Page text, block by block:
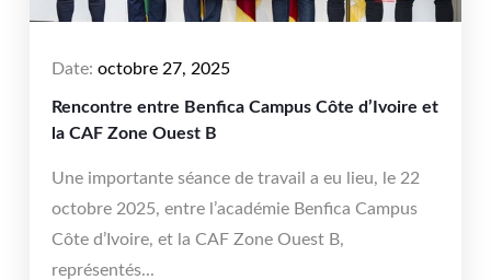
Date: octobre 27, 2025
Rencontre entre Benfica Campus Côte d’Ivoire et
la CAF Zone Ouest B
Une importante séance de travail a eu lieu, le 22
octobre 2025, entre l’académie Benfica Campus
Côte d’Ivoire, et la CAF Zone Ouest B,
représentés...